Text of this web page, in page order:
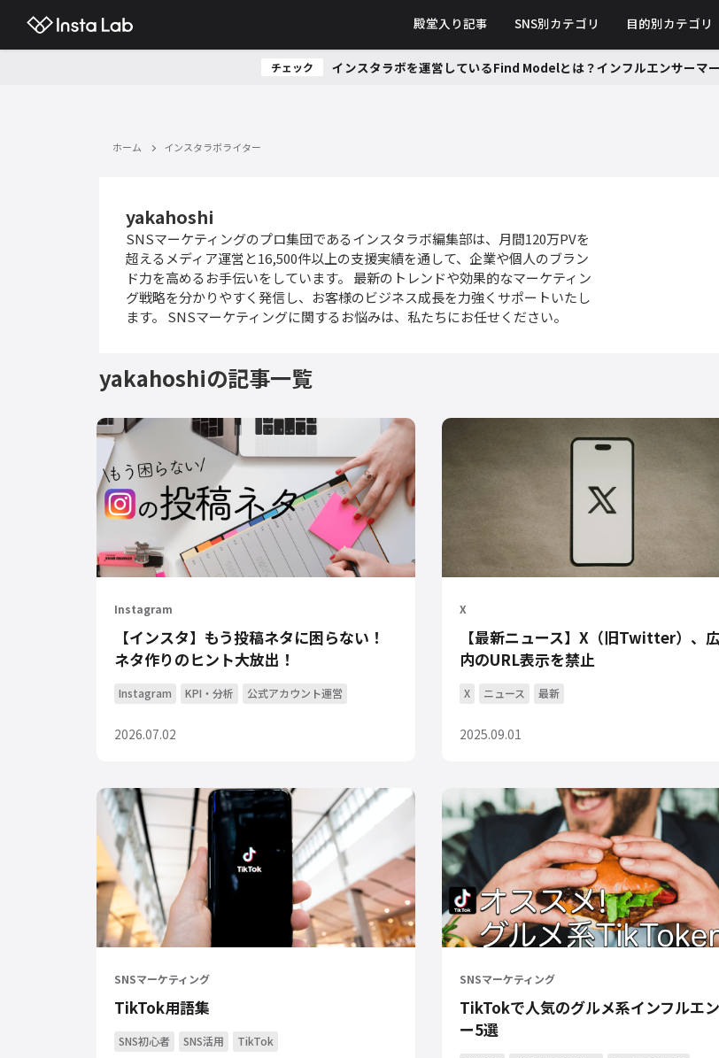
殿堂入り記事 SNS別カテゴリ 目的別カテゴリ
チェック インスタラボを運営しているFind Modelとは？インフルエンサーマ
ホーム インスタラボライター
yakahoshi
SNSマーケティングのプロ集団であるインスタラボ編集部は、月間120万PVを
超えるメディア運営と16,500件以上の支援実績を通して、企業や個人のブラン
ド力を高めるお手伝いをしています。 最新のトレンドや効果的なマーケティン
グ戦略を分かりやすく発信し、お客様のビジネス成長を力強くサポートいたし
ます。 SNSマーケティングに関するお悩みは、私たちにお任せください。
yakahoshiの記事一覧
Instagram
【インスタ】もう投稿ネタに困らない！
ネタ作りのヒント大放出！
Instagram KPI・分析 公式アカウント運営
2026.07.02
X
【最新ニュース】X（旧Twitter）、
内のURL表示を禁止
X ニュース 最新
2025.09.01
SNSマーケティング
TikTok用語集
SNS初心者 SNS活用 TikTok
SNSマーケティング
TikTokで人気のグルメ系インフルエ
ー5選